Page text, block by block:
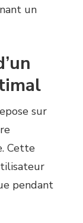
un
sur
Cette
pendant